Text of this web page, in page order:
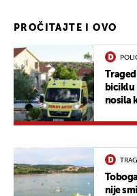
PROČITAJTE I OVO
biciklu
nosila
nije